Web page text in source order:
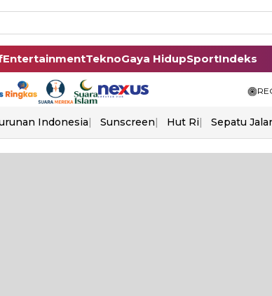
EntertainmentTeknoGaya HidupSportIndeks
Indonesia Sunscreen Hut Ri Sepatu